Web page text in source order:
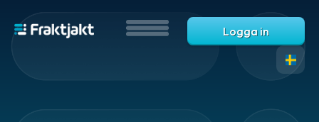
Logga in